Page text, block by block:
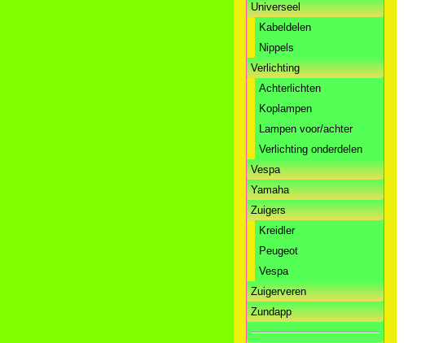
Universeel
Kabeldelen
Nippels
Verlichting
Achterlichten
Koplampen
Lampen voor/achter
Verlichting onderdelen
Vespa
Yamaha
Zuigers
Kreidler
Peugeot
Vespa
Zuigerveren
Zundapp